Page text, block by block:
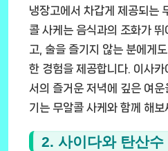
냉장고에서 차갑게 제공되는
콜 사케는 음식과의 조화가 뛰
고, 술을 즐기지 않는 분에게
한 경험을 제공합니다. 이사카
서의 즐거운 저녁에 깊은 여운
기는 무알콜 사케와 함께 해보
2. 사이다와 탄산수